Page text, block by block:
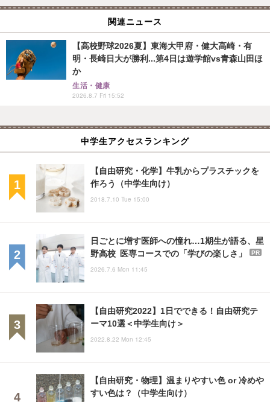
関連ニュース
【高校野球2026夏】東海大甲府・健大高崎・有
明・長崎日大が勝利...第4日は遊学館vs青森山田ほ
か
生活・健康
2026.8.7 Fri 15:52
中学生アクセスランキング
【自由研究・化学】牛乳からプラスチックを
作ろう（中学生向け）
2018.7.10 Tue 15:00
日ごとに増す医師への憧れ…1期生が語る、星
野高校 医専コースでの「学びの楽しさ」
PR
2026.7.6 Mon 11:45
【自由研究2022】1日でできる！自由研究テ
ーマ10選＜中学生向け＞
2022.8.22 Mon 12:45
【自由研究・物理】温まりやすい色 or 冷めや
すい色は？（中学生向け）